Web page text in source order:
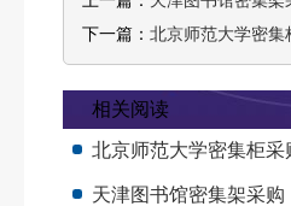
下一篇： 北京师范大学密集
相关阅读
北京师范大学密集柜采
天津图书馆密集架采购